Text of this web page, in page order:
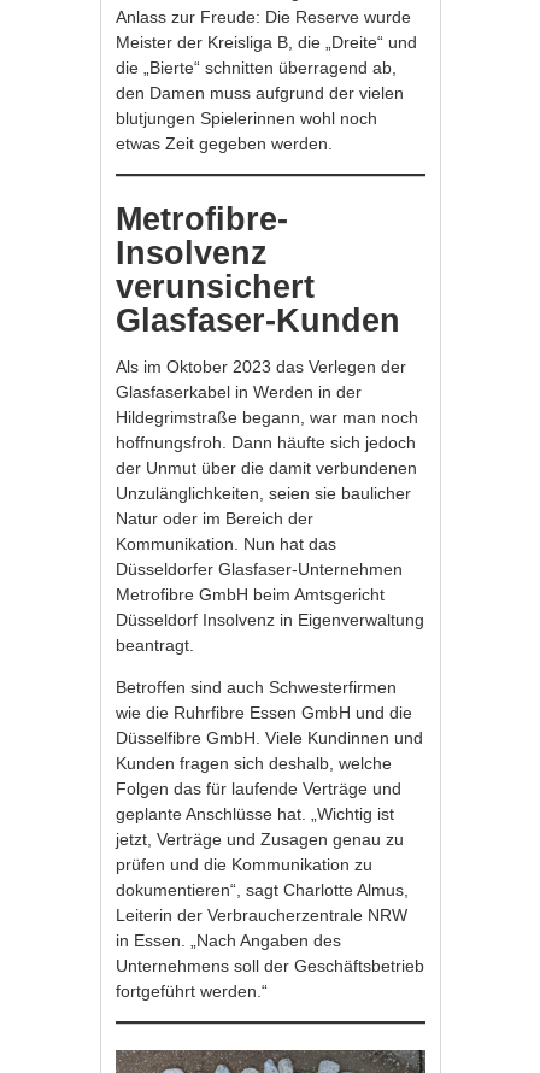
Anlass zur Freude: Die Reserve wurde
Meister der Kreisliga B, die „Dreite“ und
die „Bierte“ schnitten überragend ab,
den Damen muss aufgrund der vielen
blutjungen Spielerinnen wohl noch
etwas Zeit gegeben werden.
Metrofibre-
Insolvenz
verunsichert
Glasfaser-Kunden
Als im Oktober 2023 das Verlegen der
Glasfaserkabel in Werden in der
Hildegrimstraße begann, war man noch
hoffnungsfroh. Dann häufte sich jedoch
der Unmut über die damit verbundenen
Unzulänglichkeiten, seien sie baulicher
Natur oder im Bereich der
Kommunikation. Nun hat das
Düsseldorfer Glasfaser-Unternehmen
Metrofibre GmbH beim Amtsgericht
Düsseldorf Insolvenz in Eigenverwaltung
beantragt.
Betroffen sind auch Schwesterfirmen
wie die Ruhrfibre Essen GmbH und die
Düsselfibre GmbH. Viele Kundinnen und
Kunden fragen sich deshalb, welche
Folgen das für laufende Verträge und
geplante Anschlüsse hat. „Wichtig ist
jetzt, Verträge und Zusagen genau zu
prüfen und die Kommunikation zu
dokumentieren“, sagt Charlotte Almus,
Leiterin der Verbraucherzentrale NRW
in Essen. „Nach Angaben des
Unternehmens soll der Geschäftsbetrieb
fortgeführt werden.“